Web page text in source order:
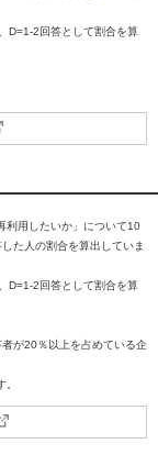
D=1-2回答として割合を算
利用したいか」について10
た人の割合を算出していま
D=1-2回答として割合を算
が20％以上を占めている企